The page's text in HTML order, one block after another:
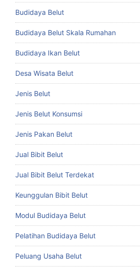
Budidaya Belut
Budidaya Belut Skala Rumahan
Budidaya Ikan Belut
Desa Wisata Belut
Jenis Belut
Jenis Belut Konsumsi
Jenis Pakan Belut
Jual Bibit Belut
Jual Bibit Belut Terdekat
Keunggulan Bibit Belut
Modul Budidaya Belut
Pelatihan Budidaya Belut
Peluang Usaha Belut